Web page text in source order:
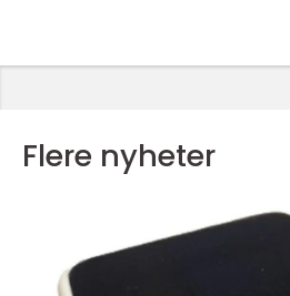
Flere nyheter